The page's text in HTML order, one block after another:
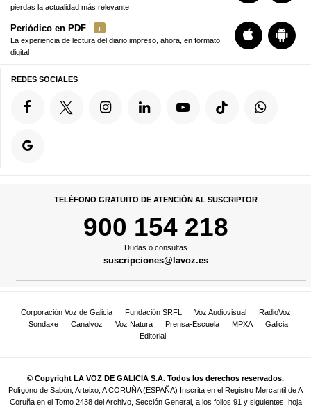
pierdas la actualidad más relevante
Periódico en PDF
La experiencia de lectura del diario impreso, ahora, en formato
digital
REDES SOCIALES
TELÉFONO GRATUITO DE ATENCIÓN AL SUSCRIPTOR
900 154 218
Dudas o consultas
suscripciones@lavoz.es
Corporación Voz de Galicia Fundación SRFL Voz Audiovisual
RadioVoz
Sondaxe
Canalvoz Voz Natura Prensa-Escuela MPXA
Galicia
Editorial
© Copyright LA VOZ DE GALICIA S.A. Todos los derechos reservados.
Polígono de Sabón, Arteixo, A CORUÑA (ESPAÑA) Inscrita en el Registro Mercantil de A
Coruña en el Tomo 2438 del Archivo, Sección General, a los folios 91 y siguientes, hoja